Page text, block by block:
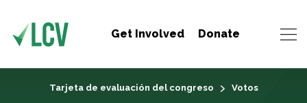
Get Involved Donate
Tarjeta de evaluación del congreso Votos